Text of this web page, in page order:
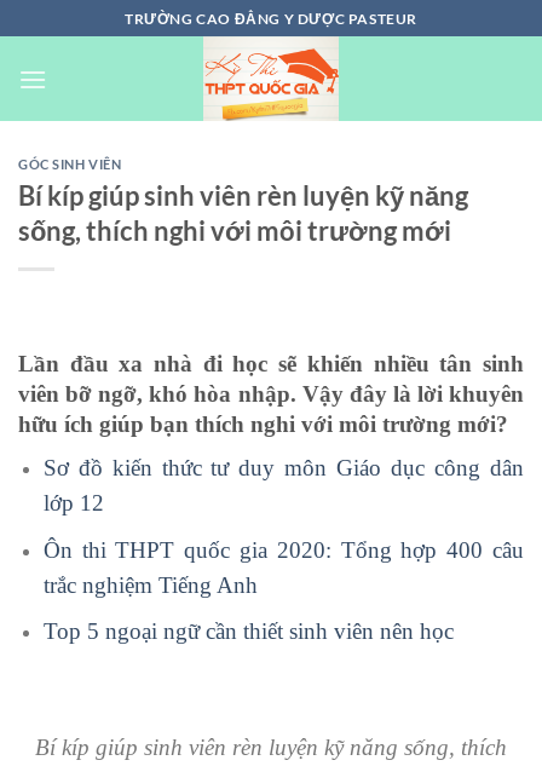
đến
nội
TRƯỜNG CAO ĐẲNG Y DƯỢC PASTEUR
GÓC SINH VIÊN
Bí kíp giúp sinh viên rèn luyện kỹ năng
sống, thích nghi với môi trường mới
Lần đầu xa nhà đi học sẽ khiến nhiều tân sinh
viên bỡ ngỡ, khó hòa nhập. Vậy đây là lời khuyên
hữu ích giúp bạn thích nghi với môi trường mới?
Sơ đồ kiến thức tư duy môn Giáo dục công dân
lớp 12
Ôn thi THPT quốc gia 2020: Tổng hợp 400 câu
trắc nghiệm Tiếng Anh
Top 5 ngoại ngữ cần thiết sinh viên nên học
Bí kíp giúp sinh viên rèn luyện kỹ năng sống, thích